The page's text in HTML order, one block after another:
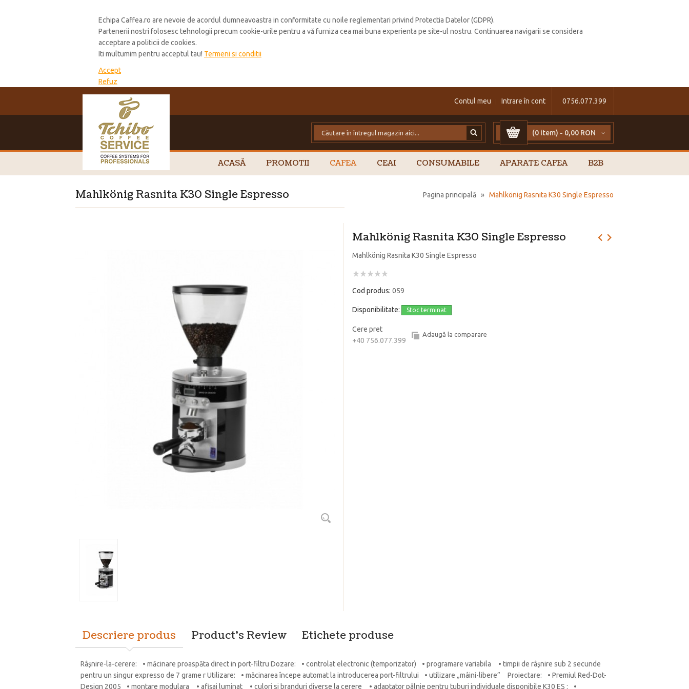
Echipa Caffea.ro are nevoie de acordul dumneavoastra in conformitate cu noile reglementari privind Protectia Datelor (GDPR).
Partenerii nostri folosesc tehnologii precum cookie-urile pentru a vă furniza cea mai buna experienta pe site-ul nostru. Continuarea navigarii se considera
acceptare a politicii de cookies.
Iti multumim pentru acceptul tau! Termeni si conditii
Accept
Refuz
0756.077.399
Contul meu Intrare în cont
(0 item) - 0,00 RON
ACASĂ PROMOTII CAFEA CEAI CONSUMABILE APARATE CAFEA B2B
Pagina principală » Mahlkönig Rasnita K30 Single Espresso
Mahlkönig Rasnita K30 Single Espresso
Mahlkönig Rasnita K30 Single Espresso
Mahlkönig Rasnita K30 Single Espresso
Cod produs: 059
Disponibilitate: Stoc terminat
Cere pret
+40 756.077.399
Adaugă la comparare
Descriere produs Product's Review Etichete produse
Râşnire-la-cerere: • măcinare proaspăta direct in port-filtru Dozare: • controlat electronic (temporizator) • programare variabila • timpii de râşnire sub 2 secunde
pentru un singur expresso de 7 grame r Utilizare: • măcinarea începe automat la introducerea port-filtrului • utilizare „mâini-libere” Proiectare: • Premiul Red-Dot-
Design 2005 • montare modulara • afişaj luminat • culori si branduri diverse la cerere • adaptator pâlnie pentru tuburi individuale disponibile K30 ES : •